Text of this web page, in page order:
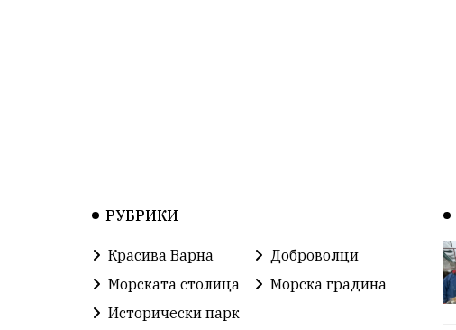
РУБРИКИ
Красива Варна
Доброволци
Морската столица
Морска градина
Исторически парк